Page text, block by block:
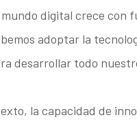
mundo digital crece con
adoptar la
desarrollar todo
la capacidad de